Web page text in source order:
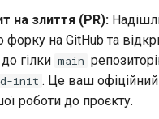
на злиття (PR):
форку на GitHub та
гілки main
init . Це ваш офіційний
роботи до проєкту.